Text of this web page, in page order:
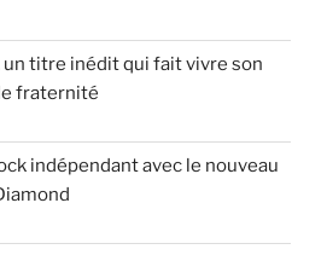
un titre inédit qui fait vivre son
fraternité
indépendant avec le nouveau